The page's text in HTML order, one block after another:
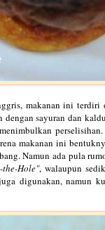
makanan ini terdiri
dengan sayuran dan
makanan ini
Namun ada pula
the-Hole", walaupun
digunakan, namun